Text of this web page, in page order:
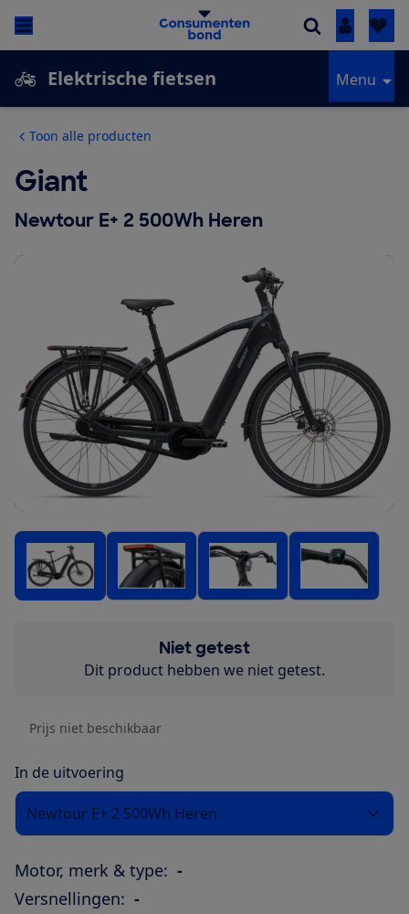
Inloggen
Elektrische fietsen Menu
Toon alle producten
Giant
Newtour E+ 2 500Wh Heren
Niet getest
Dit product hebben we niet getest.
Prijs niet beschikbaar
In de uitvoering
Newtour E+ 2 500Wh Heren
Motor, merk & type: -
Versnellingen: -